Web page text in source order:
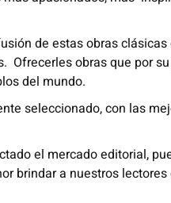
de estas obras
obras que por
del mundo.
seleccionado, con las
el mercado editorial,
brindar a nuestros